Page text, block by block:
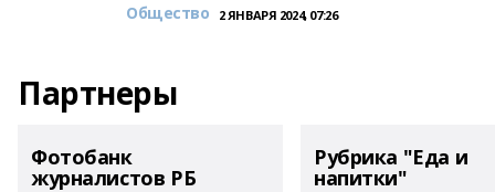
Общество 2 ЯНВАРЯ 2024, 07:26
Партнеры
Фотобанк
журналистов РБ
Рубрика "Еда и
напитки"